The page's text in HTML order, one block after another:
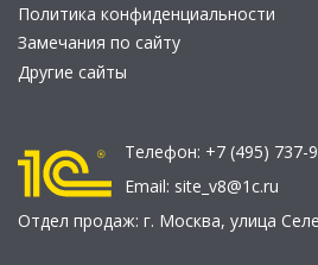
Политика конфиденциальности
Замечания по сайту
Другие сайты
Телефон: +7 (495) 737-
Email: site_v8@1c.ru
Отдел продаж: г. Москва, улица